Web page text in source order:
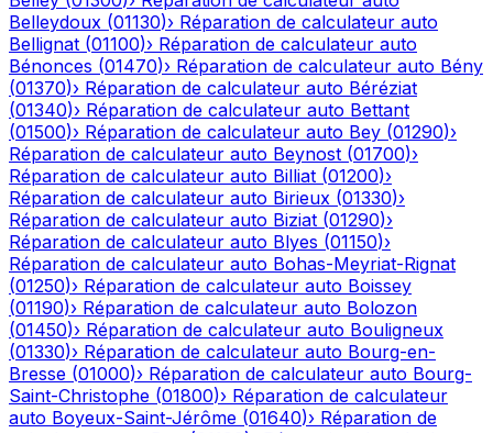
Belleydoux (01130)› Réparation de calculateur auto
Bellignat (01100)› Réparation de calculateur auto
Bénonces (01470)› Réparation de calculateur auto Bény
(01370)› Réparation de calculateur auto Béréziat
(01340)› Réparation de calculateur auto Bettant
(01500)› Réparation de calculateur auto Bey (01290)›
Réparation de calculateur auto Beynost (01700)›
Réparation de calculateur auto Billiat (01200)›
Réparation de calculateur auto Birieux (01330)›
Réparation de calculateur auto Biziat (01290)›
Réparation de calculateur auto Blyes (01150)›
Réparation de calculateur auto Bohas-Meyriat-Rignat
(01250)› Réparation de calculateur auto Boissey
(01190)› Réparation de calculateur auto Bolozon
(01450)› Réparation de calculateur auto Bouligneux
(01330)› Réparation de calculateur auto Bourg-en-
Bresse (01000)› Réparation de calculateur auto Bourg-
Saint-Christophe (01800)› Réparation de calculateur
auto Boyeux-Saint-Jérôme (01640)› Réparation de